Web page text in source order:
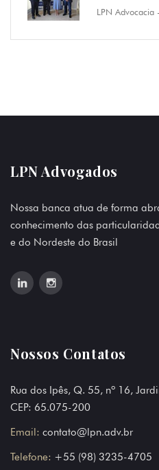
LPN Advocacia
LPN Advogados
Nossa banca atua de forma
conhecimento das
e do Nordeste do Brasil
Nossos Contatos
Rua dos Ipês, Q. 55, nº 16,
CEP: 65.075-200
Email: contato@lpn.adv.br
Telefone: +55 (98) 3235-4705